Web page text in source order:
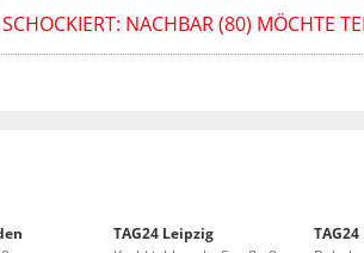
NACHBAR (80) MÖCHTE
TAG24 Leipzig